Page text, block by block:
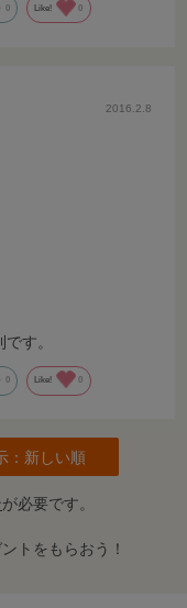
0 Like! 0
2016.2.8
す。
0 Like! 0
：新しい順
が必要です。
トをもらおう！